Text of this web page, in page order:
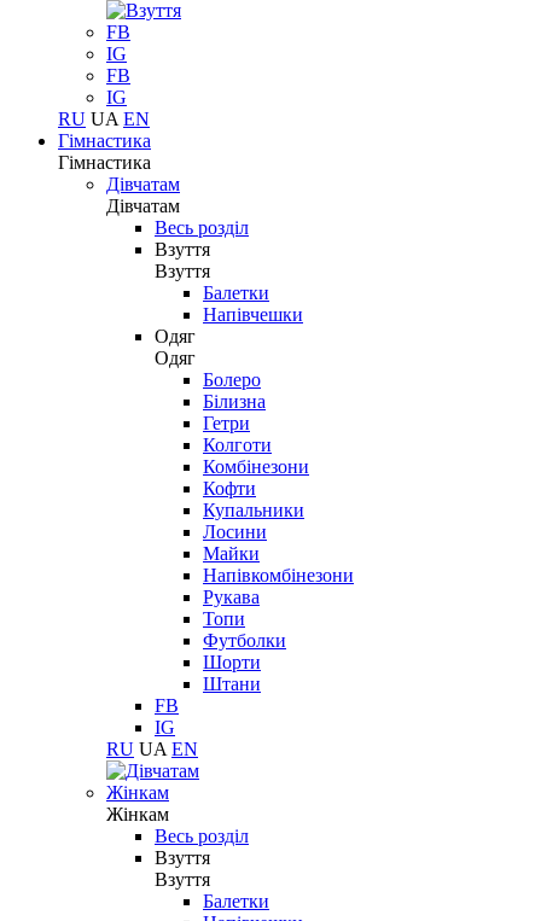
FB
IG
FB
IG
RU UA EN
Гімнастика
Гімнастика
Дівчатам
Дівчатам
Весь розділ
Взуття
Взуття
Балетки
Напівчешки
Одяг
Одяг
Болеро
Білизна
Гетри
Колготи
Комбінезони
Кофти
Купальники
Лосини
Майки
Напівкомбінезони
Рукава
Топи
Футболки
Шорти
Штани
FB
IG
RU UA EN
Жінкам
Жінкам
Весь розділ
Взуття
Взуття
Балетки